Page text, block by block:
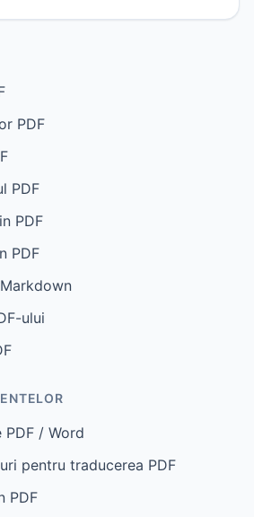
PDF
PDF
PDF
PDF
ului
/ Word
pentru traducerea PDF
PDF